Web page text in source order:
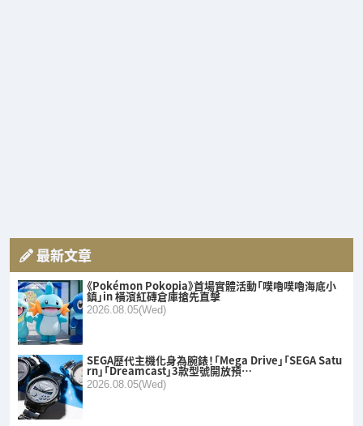
最新文章
《Pokémon Pokopia》首場實體活動「噗嚕噗嚕海底小
鎮」in 橫濱紅磚倉庫搶先直擊
2026.08.05(Wed)
SEGA歷代主機化身為腕錶！「Mega Drive」「SEGA Satu
rn」「Dreamcast」3款型號開放預…
2026.08.05(Wed)